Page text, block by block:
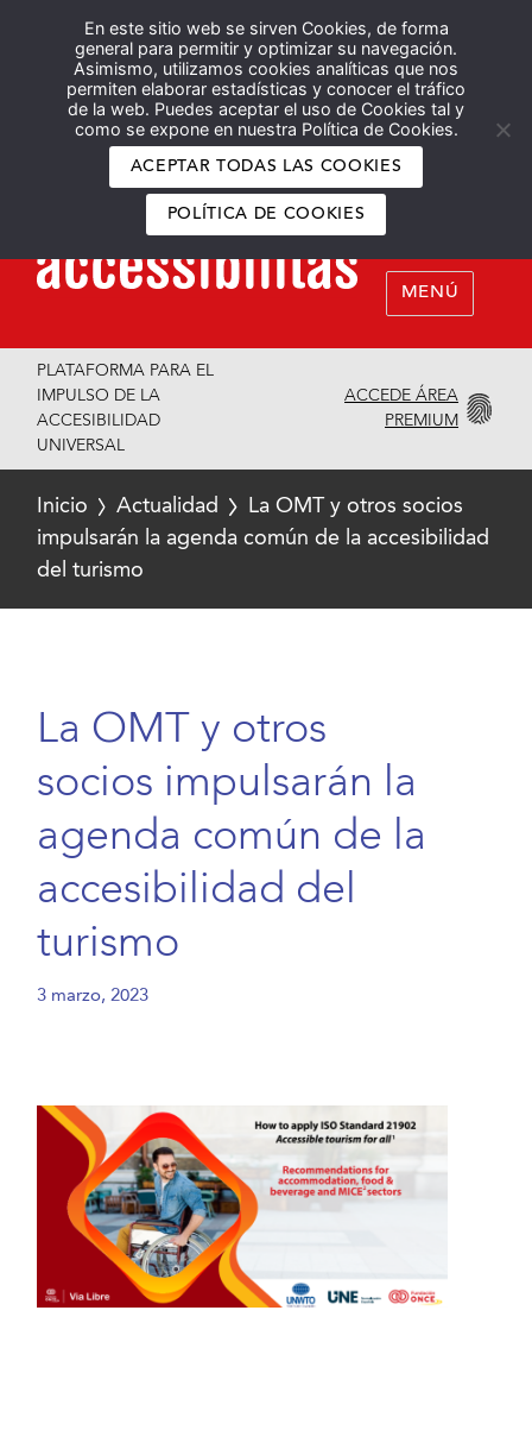
En este sitio web se sirven Cookies, de forma
general para permitir y optimizar su navegación.
Asimismo, utilizamos cookies analíticas que nos
permiten elaborar estadísticas y conocer el tráfico
de la web. Puedes aceptar el uso de Cookies tal y
como se expone en nuestra Política de Cookies.
ACEPTAR TODAS LAS COOKIES
POLÍTICA DE COOKIES
Español English
MENÚ
PLATAFORMA PARA EL
IMPULSO DE LA
ACCESIBILIDAD
UNIVERSAL
ACCEDE ÁREA
PREMIUM
Inicio Actualidad
La OMT y otros socios
impulsarán la agenda común de la accesibilidad
del turismo
La OMT y otros
socios impulsarán la
agenda común de la
accesibilidad del
turismo
3 marzo, 2023